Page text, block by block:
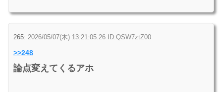
265: 2026/05/07(木) 13:21:05.26 ID:QSW7ztZ00
>>248
論点変えてくるアホ